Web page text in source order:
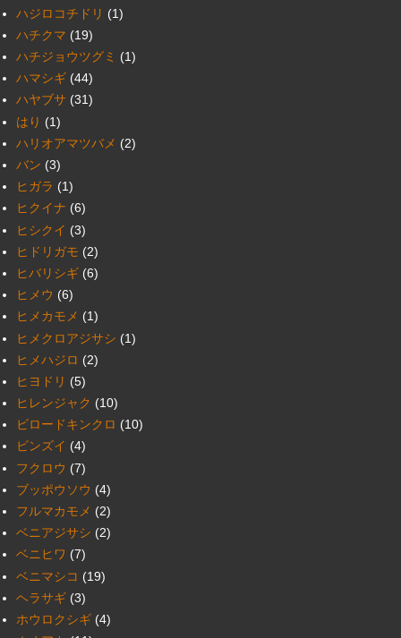
ハジロコチドリ (1)
ハチクマ (19)
ハチジョウツグミ (1)
ハマシギ (44)
ハヤブサ (31)
はり (1)
ハリオアマツバメ (2)
バン (3)
ヒガラ (1)
ヒクイナ (6)
ヒシクイ (3)
ヒドリガモ (2)
ヒバリシギ (6)
ヒメウ (6)
ヒメカモメ (1)
ヒメクロアジサシ (1)
ヒメハジロ (2)
ヒヨドリ (5)
ヒレンジャク (10)
ビロードキンクロ (10)
ビンズイ (4)
フクロウ (7)
ブッポウソウ (4)
フルマカモメ (2)
ベニアジサシ (2)
ベニヒワ (7)
ベニマシコ (19)
ヘラサギ (3)
ホウロクシギ (4)